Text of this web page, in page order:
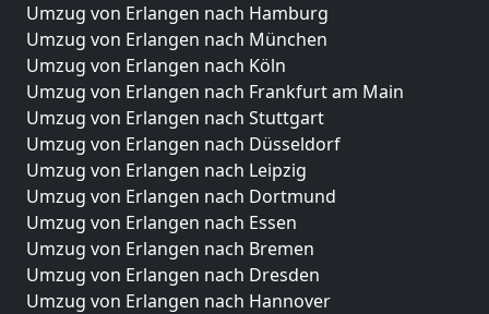
Umzug von Erlangen nach Hamburg
Umzug von Erlangen nach München
Umzug von Erlangen nach Köln
Umzug von Erlangen nach Frankfurt am Main
Umzug von Erlangen nach Stuttgart
Umzug von Erlangen nach Düsseldorf
Umzug von Erlangen nach Leipzig
Umzug von Erlangen nach Dortmund
Umzug von Erlangen nach Essen
Umzug von Erlangen nach Bremen
Umzug von Erlangen nach Dresden
Umzug von Erlangen nach Hannover